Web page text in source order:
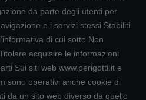
da parte degli utenti per
e i servizi stessi Stabiliti
di cui sotto Non
acquisire le informazioni
Sui siti web www.perigotti.it e
sono operativi anche cookie di
da un sito web diverso da quello